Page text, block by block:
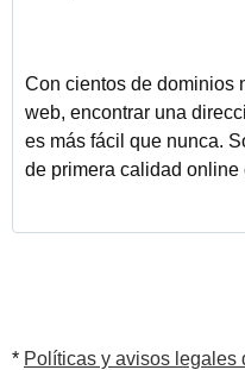
Con cientos de dominios
web, encontrar una
es más fácil que nunca.
de primera calidad online
* Políticas y avisos legales